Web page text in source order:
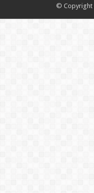
© Copyright